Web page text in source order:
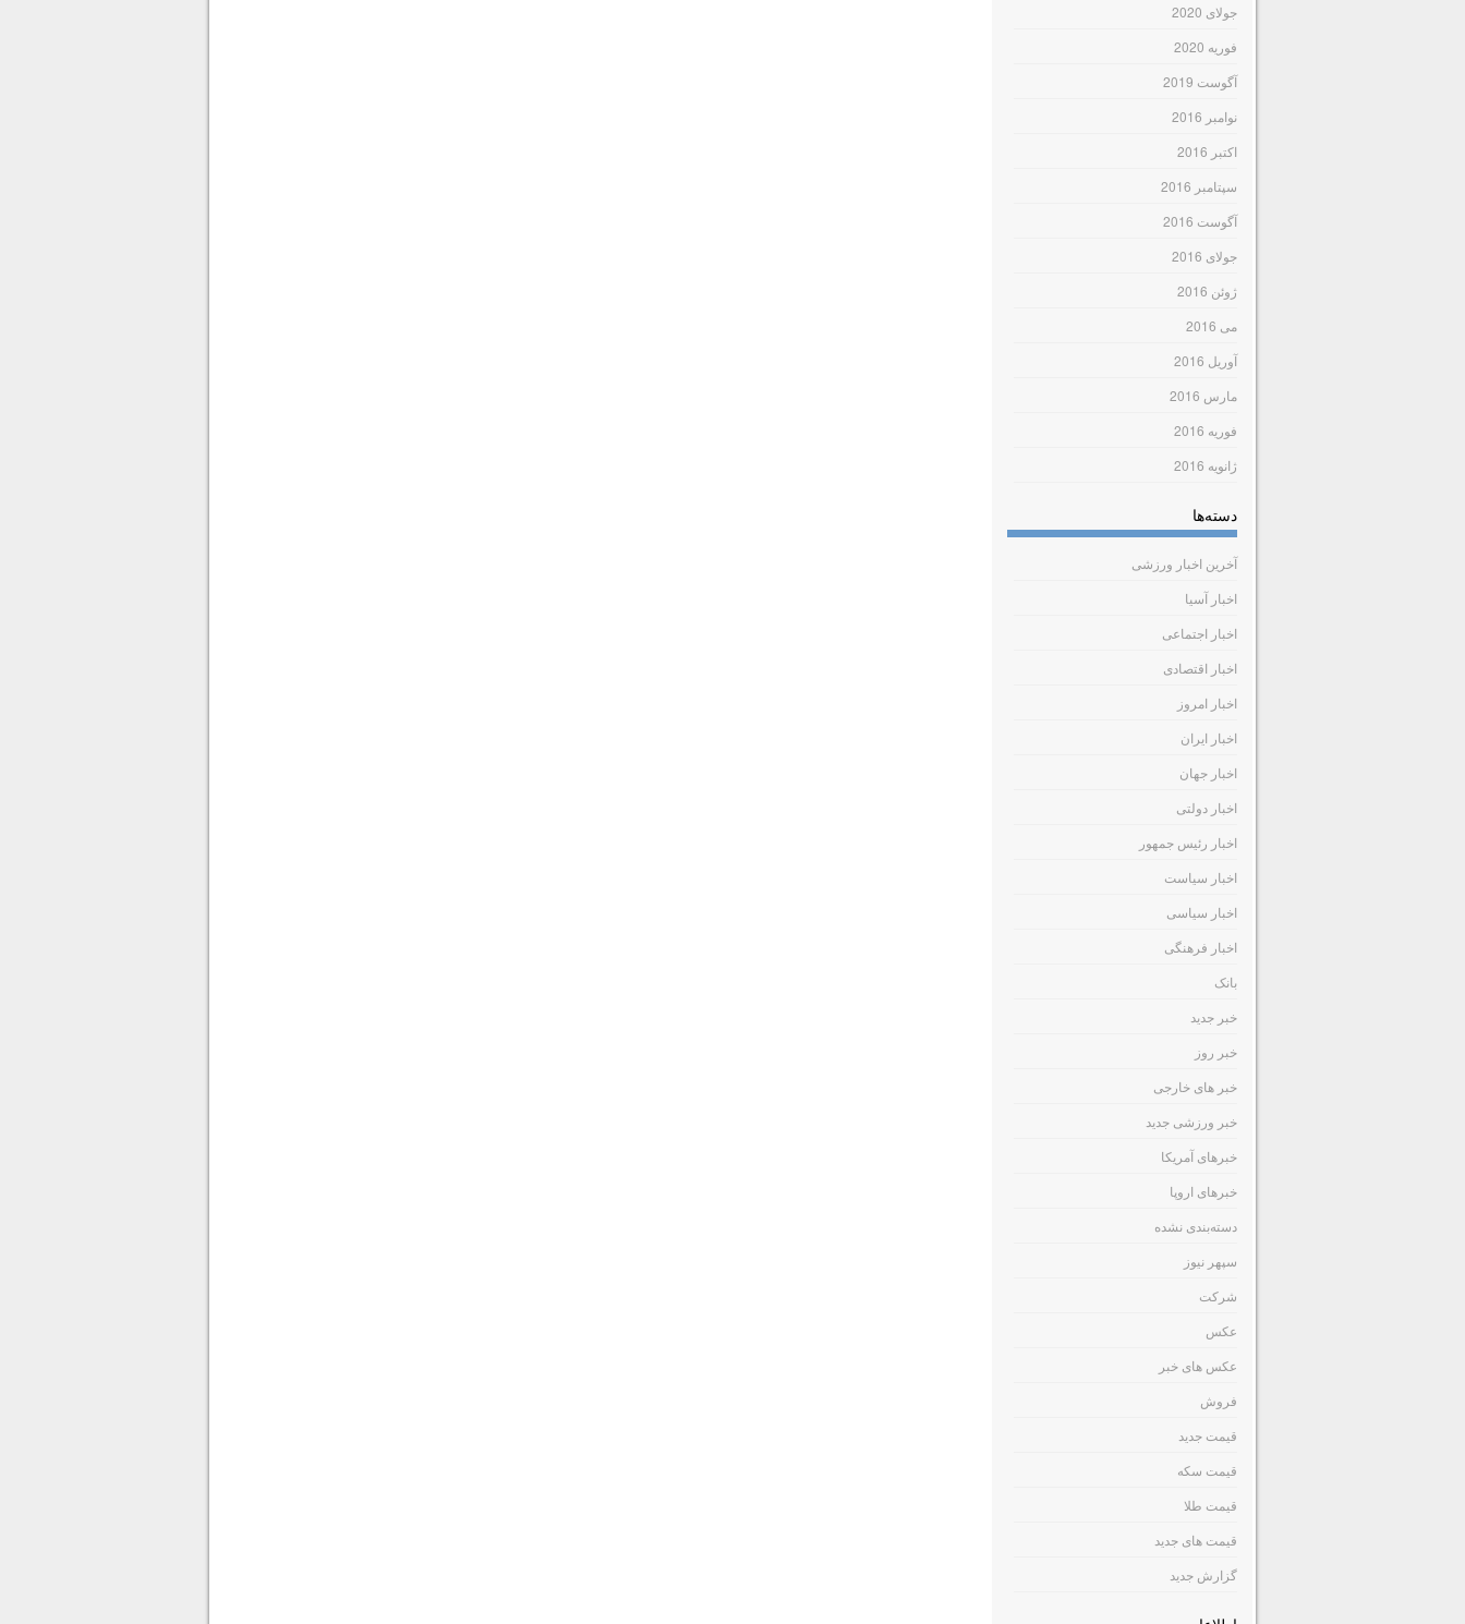
جولای 2020
فوریه 2020
آگوست 2019
نوامبر 2016
اکتبر 2016
سپتامبر 2016
آگوست 2016
جولای 2016
ژوئن 2016
می 2016
آوریل 2016
مارس 2016
فوریه 2016
ژانویه 2016
دسته‌ها
آخرین اخبار ورزشی
اخبار آسیا
اخبار اجتماعی
اخبار اقتصادی
اخبار امروز
اخبار ایران
اخبار جهان
اخبار دولتی
اخبار رئیس جمهور
اخبار سیاست
اخبار سیاسی
اخبار فرهنگی
بانک
خبر جدید
خبر روز
خبر های خارجی
خبر ورزشی جدید
خبرهای آمریکا
خبرهای اروپا
دسته‌بندی نشده
سپهر نیوز
شرکت
عکس
عکس های خبر
فروش
قیمت جدید
قیمت سکه
قیمت طلا
قیمت های جدید
گزارش جدید